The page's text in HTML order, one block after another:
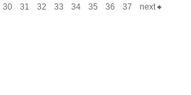
30
31 32 33 34 35 36 37 next